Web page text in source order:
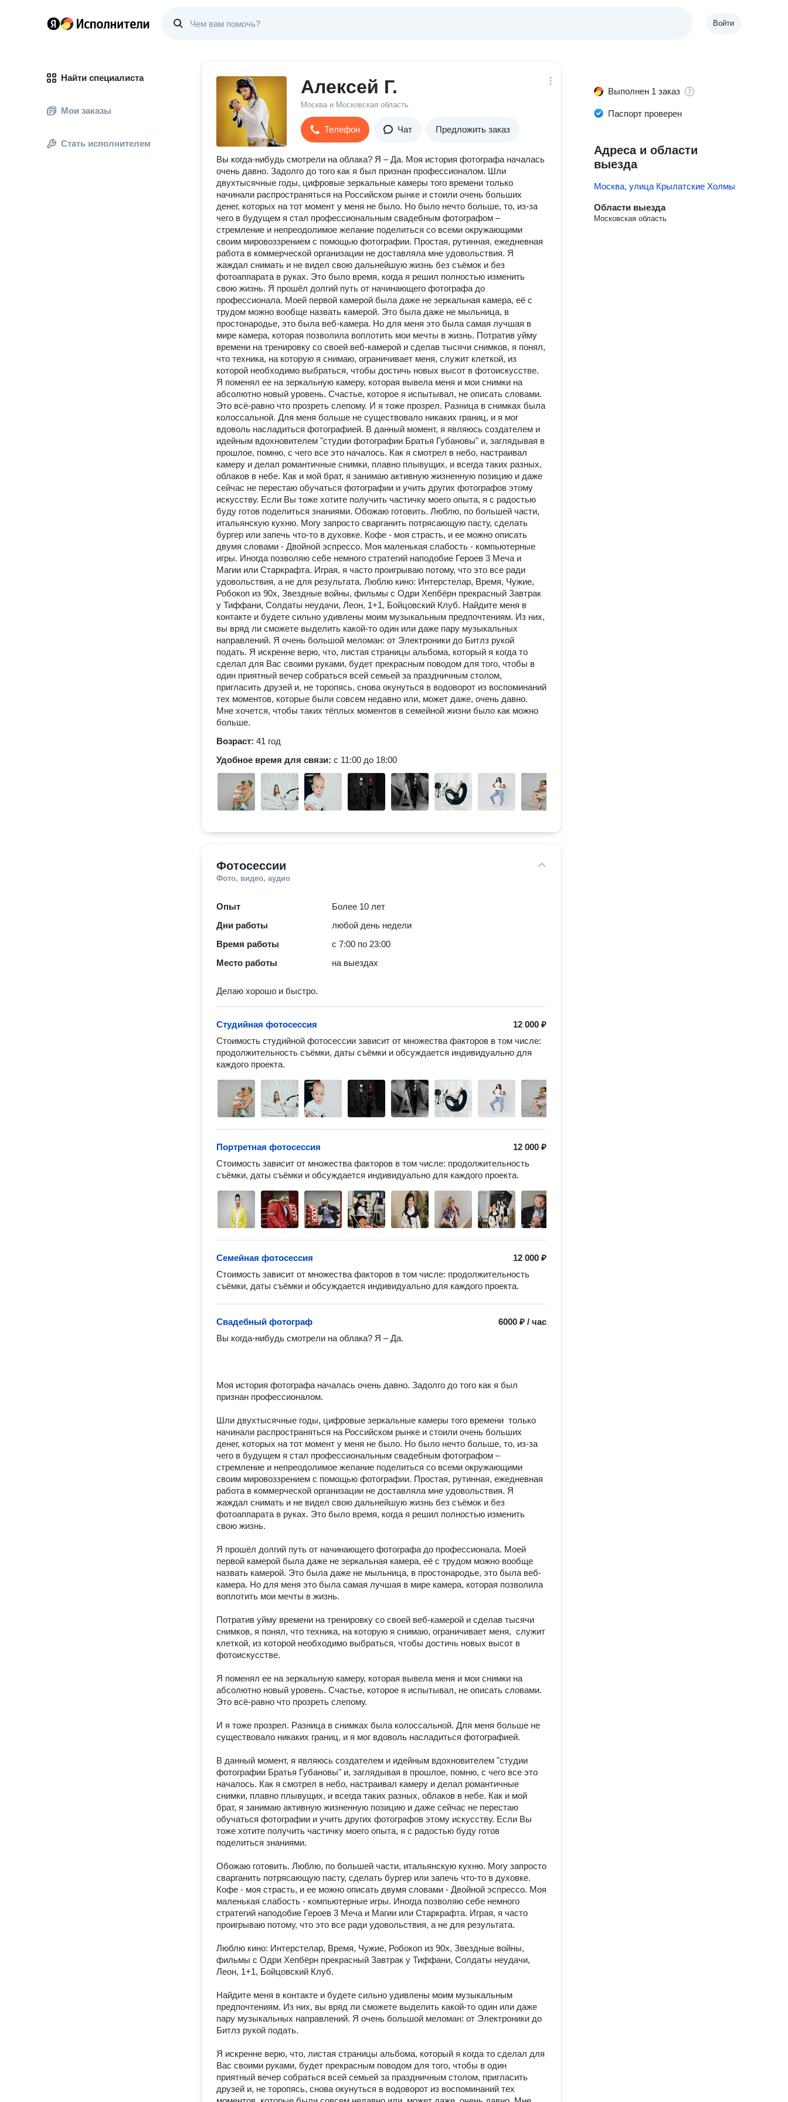
Войти
Найти специалиста
Мои заказы
Стать исполнителем
Алексей Г.
Москва и Московская область
Телефон Чат Предложить заказ
Вы когда-нибудь смотрели на облака? Я – Да. Моя история фотографа началась
очень давно. Задолго до того как я был признан профессионалом. Шли
двухтысячные годы, цифровые зеркальные камеры того времени только
начинали распространяться на Российском рынке и стоили очень больших
денег, которых на тот момент у меня не было. Но было нечто больше, то, из-за
чего в будущем я стал профессиональным свадебным фотографом –
стремление и непреодолимое желание поделиться со всеми окружающими
своим мировоззрением с помощью фотографии. Простая, рутинная, ежедневная
работа в коммерческой организации не доставляла мне удовольствия. Я
жаждал снимать и не видел свою дальнейшую жизнь без съёмок и без
фотоаппарата в руках. Это было время, когда я решил полностью изменить
свою жизнь. Я прошёл долгий путь от начинающего фотографа до
профессионала. Моей первой камерой была даже не зеркальная камера, её с
трудом можно вообще назвать камерой. Это была даже не мыльница, в
простонародье, это была веб-камера. Но для меня это была самая лучшая в
мире камера, которая позволила воплотить мои мечты в жизнь. Потратив уйму
времени на тренировку со своей веб-камерой и сделав тысячи снимков, я понял,
что техника, на которую я снимаю, ограничивает меня, служит клеткой, из
которой необходимо выбраться, чтобы достичь новых высот в фотоискусстве.
Я поменял ее на зеркальную камеру, которая вывела меня и мои снимки на
абсолютно новый уровень. Счастье, которое я испытывал, не описать словами.
Это всё-равно что прозреть слепому. И я тоже прозрел. Разница в снимках была
колоссальной. Для меня больше не существовало никаких границ, и я мог
вдоволь насладиться фотографией. В данный момент, я являюсь создателем и
идейным вдохновителем "студии фотографии Братья Губановы" и, заглядывая в
прошлое, помню, с чего все это началось. Как я смотрел в небо, настраивал
камеру и делал романтичные снимки, плавно плывущих, и всегда таких разных,
облаков в небе. Как и мой брат, я занимаю активную жизненную позицию и даже
сейчас не перестаю обучаться фотографии и учить других фотографов этому
искусству. Если Вы тоже хотите получить частичку моего опыта, я с радостью
буду готов поделиться знаниями. Обожаю готовить. Люблю, по большей части,
итальянскую кухню. Могу запросто сварганить потрясающую пасту, сделать
бургер или запечь что-то в духовке. Кофе - моя страсть, и ее можно описать
двумя словами - Двойной эспрессо. Моя маленькая слабость - компьютерные
игры. Иногда позволяю себе немного стратегий наподобие Героев 3 Меча и
Магии или Старкрафта. Играя, я часто проигрываю потому, что это все ради
удовольствия, а не для результата. Люблю кино: Интерстелар, Время, Чужие,
Робокоп из 90х, Звездные войны, фильмы с Одри Хепбёрн прекрасный Завтрак
у Тиффани, Солдаты неудачи, Леон, 1+1, Бойцовский Клуб. Найдите меня в
контакте и будете сильно удивлены моим музыкальным предпочтениям. Из них,
вы вряд ли сможете выделить какой-то один или даже пару музыкальных
направлений. Я очень большой меломан: от Электроники до Битлз рукой
подать. Я искренне верю, что, листая страницы альбома, который я когда то
сделал для Вас своими руками, будет прекрасным поводом для того, чтобы в
один приятный вечер собраться всей семьей за праздничным столом,
пригласить друзей и, не торопясь, снова окунуться в водоворот из воспоминаний
тех моментов, которые были совсем недавно или, может даже, очень давно.
Мне хочется, чтобы таких тёплых моментов в семейной жизни было как можно
больше.
Возраст: 41 год
Удобное время для связи: с 11:00 до 18:00
Фотосессии
Фото, видео, аудио
Опыт
Более 10 лет
Дни работы
любой день недели
Время работы
с 7:00 по 23:00
Место работы
на выездах
Делаю хорошо и быстро.
12 000 ₽
Студийная фотосессия
Стоимость студийной фотосессии зависит от множества факторов в том числе:
продолжительность съёмки, даты съёмки и обсуждается индивидуально для
каждого проекта.
12 000 ₽
Портретная фотосессия
Стоимость зависит от множества факторов в том числе: продолжительность
съёмки, даты съёмки и обсуждается индивидуально для каждого проекта.
12 000 ₽
Семейная фотосессия
Стоимость зависит от множества факторов в том числе: продолжительность
съёмки, даты съёмки и обсуждается индивидуально для каждого проекта.
6000 ₽ /час
Свадебный фотограф
Вы когда-нибудь смотрели на облака? Я – Да.
Моя история фотографа началась очень давно. Задолго до того как я был
признан профессионалом.
Шли двухтысячные годы, цифровые зеркальные камеры того времени  только
начинали распространяться на Российском рынке и стоили очень больших
денег, которых на тот момент у меня не было. Но было нечто больше, то, из-за
чего в будущем я стал профессиональным свадебным фотографом –
стремление и непреодолимое желание поделиться со всеми окружающими
своим мировоззрением с помощью фотографии. Простая, рутинная, ежедневная
работа в коммерческой организации не доставляла мне удовольствия. Я
жаждал снимать и не видел свою дальнейшую жизнь без съёмок и без
фотоаппарата в руках. Это было время, когда я решил полностью изменить
свою жизнь.
Я прошёл долгий путь от начинающего фотографа до профессионала. Моей
первой камерой была даже не зеркальная камера, её с трудом можно вообще
назвать камерой. Это была даже не мыльница, в простонародье, это была веб-
камера. Но для меня это была самая лучшая в мире камера, которая позволила
воплотить мои мечты в жизнь.
Потратив уйму времени на тренировку со своей веб-камерой и сделав тысячи
снимков, я понял, что техника, на которую я снимаю, ограничивает меня,  служит
клеткой, из которой необходимо выбраться, чтобы достичь новых высот в
фотоискусстве.
Я поменял ее на зеркальную камеру, которая вывела меня и мои снимки на
абсолютно новый уровень. Счастье, которое я испытывал, не описать словами.
Это всё-равно что прозреть слепому.
И я тоже прозрел. Разница в снимках была колоссальной. Для меня больше не
существовало никаких границ, и я мог вдоволь насладиться фотографией.
В данный момент, я являюсь создателем и идейным вдохновителем "студии
фотографии Братья Губановы" и, заглядывая в прошлое, помню, с чего все это
началось. Как я смотрел в небо, настраивал камеру и делал романтичные
снимки, плавно плывущих, и всегда таких разных, облаков в небе. Как и мой
брат, я занимаю активную жизненную позицию и даже сейчас не перестаю
обучаться фотографии и учить других фотографов этому искусству. Если Вы
тоже хотите получить частичку моего опыта, я с радостью буду готов
поделиться знаниями.
Обожаю готовить. Люблю, по большей части, итальянскую кухню. Могу запросто
сварганить потрясающую пасту, сделать бургер или запечь что-то в духовке.
Кофе - моя страсть, и ее можно описать двумя словами - Двойной эспрессо. Моя
маленькая слабость - компьютерные игры. Иногда позволяю себе немного
стратегий наподобие Героев 3 Меча и Магии или Старкрафта. Играя, я часто
проигрываю потому, что это все ради удовольствия, а не для результата.
Люблю кино: Интерстелар, Время, Чужие, Робокоп из 90х, Звездные войны,
фильмы с Одри Хепбёрн прекрасный Завтрак у Тиффани, Солдаты неудачи,
Леон, 1+1, Бойцовский Клуб.
Найдите меня в контакте и будете сильно удивлены моим музыкальным
предпочтениям. Из них, вы вряд ли сможете выделить какой-то один или даже
пару музыкальных направлений. Я очень большой меломан: от Электроники до
Битлз рукой подать.
Я искренне верю, что, листая страницы альбома, который я когда то сделал для
Вас своими руками, будет прекрасным поводом для того, чтобы в один
приятный вечер собраться всей семьей за праздничным столом, пригласить
друзей и, не торопясь, снова окунуться в водоворот из воспоминаний тех
Выполнен 1 заказ
Паспорт проверен
Адреса и области
выезда
Москва, улица Крылатские Холмы
Области выезда
Московская область